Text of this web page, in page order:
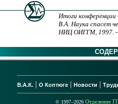
Итоги
В.А. Наука спасет
НИЦ ОИГГМ, 1997. -
В.А.К. | О Коптюге | Новости |
© 1997–2026 Отделение